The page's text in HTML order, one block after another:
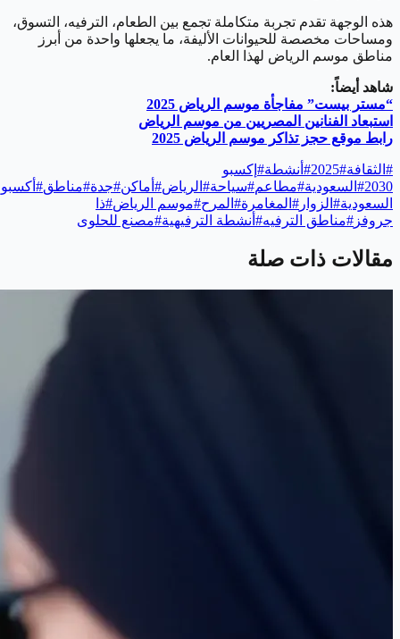
هذه الوجهة تقدم تجربة متكاملة تجمع بين الطعام، الترفيه، التسوق،
ومساحات مخصصة للحيوانات الأليفة، ما يجعلها واحدة من أبرز
مناطق موسم الرياض لهذا العام.
شاهد أيضاً:
“مستر بيست” مفاجأة موسم الرياض 2025
استبعاد الفنانين المصريين من موسم الرياض
رابط موقع حجز تذاكر موسم الرياض 2025
# الثقافة#
2025
# أنشطة# إكسبو
2030
# السعودية#مطاعم#سياحة# الرياض# أماكن#جدة#مناطق# أكسبو
السعودية# الزوار # المغامرة# المرح#موسم الرياض#ذا
جروفز #مناطق الترفيه# أنشطة الترفيهية#مصنع للحلوى
مقالات ذات صلة